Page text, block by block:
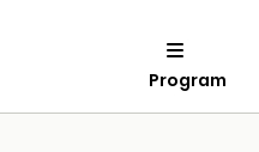
Program